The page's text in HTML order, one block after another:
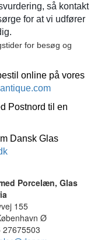
så kontakt
for at vi udfører
for besøg og
online på vores
Postnord til en
Dansk Glas
Porcelæn, Glas
155
Ø
27675503